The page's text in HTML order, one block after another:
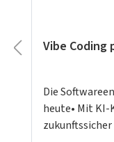
Vibe Coding
Die
heute• Mit